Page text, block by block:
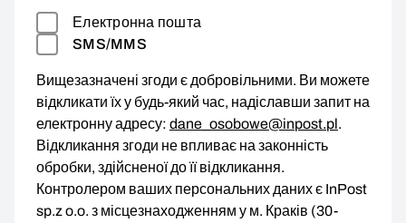
Електронна пошта
SMS/MMS
Вищезазначені згоди є добровільними. Ви можете
відкликати їх у будь-який час, надіславши запит на
електронну адресу: dane_osobowe@inpost.pl.
Відкликання згоди не впливає на законність
обробки, здійсненої до її відкликання.
Контролером ваших персональних даних є InPost
sp.z o.o. з місцезнаходженням у м. Краків (30-